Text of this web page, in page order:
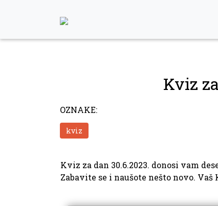
Kviz
OZNAKE:
kviz
Kviz za dan 30.6.2023. donosi vam
Zabavite se i naušote nešto novo. Vaš